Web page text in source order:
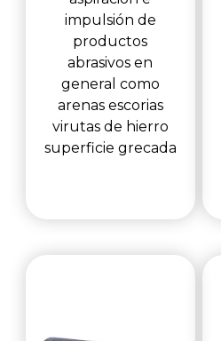
impulsión de
productos
abrasivos en
general como
arenas escorias
virutas de hierro
superficie grecada